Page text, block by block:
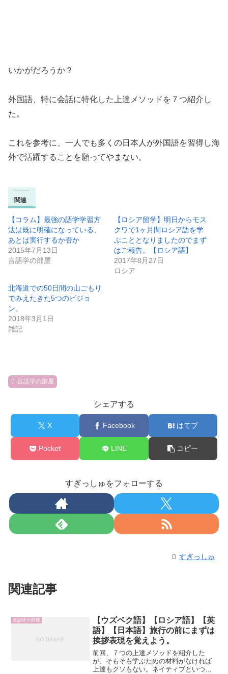
いかがだろうか？
外国語、特に会話に特化した上達メソッドを７つ紹介し
た。
これを参考に、一人でも多くの日本人が外国語を習得し海
外で活躍することを願ってやまない。
関連
【コラム】最強の語学学習方
法は既に明確になっている、
あとは実行するか否か
2015年7月13日
言語学の部屋
【ロシア留学】明日からモス
クワで1ヶ月間ロシア語を学
ぶこととなりましたのでまず
はご報告。【ロシア語】
2017年8月27日
ロシア
北海道での50日間の山ごもり
でみえたきた5つのビジョ
ン。
2018年3月1日
雑記
言語学の部屋
シェアする
X Facebook はてブ
Pocket LINE コピー
すぎっしゅをフォローする
すぎっしゅ
関連記事
言語学の部屋
【ウズベク語】【ロシア語】【英
語】【日本語】旅行の前にまずは
挨拶表現を覚えよう。
前回、７つの上達メソッドを紹介した
が、そもそも学ぶための材料がなければ
上達もクソもない。ネイティブといつで